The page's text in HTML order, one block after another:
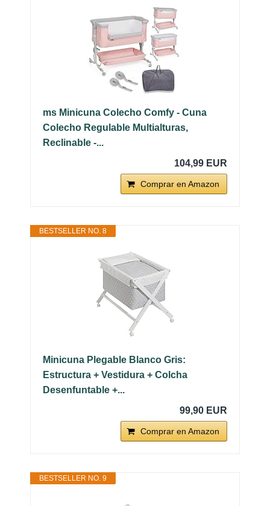
ms Minicuna Colecho Comfy - Cuna
Colecho Regulable Multialturas,
Reclinable -...
104,99 EUR
Comprar en Amazon
BESTSELLER NO. 8
Minicuna Plegable Blanco Gris:
Estructura + Vestidura + Colcha
Desenfuntable +...
99,90 EUR
Comprar en Amazon
BESTSELLER NO. 9